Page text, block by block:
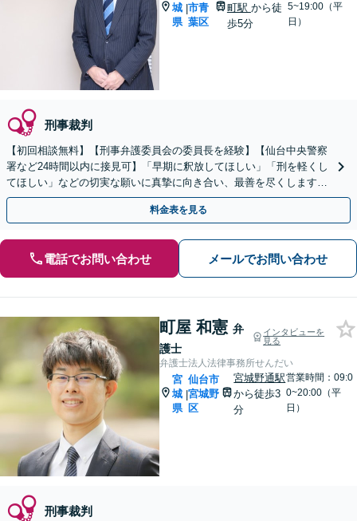
城
県
|市青
葉区
町駅 から徒
歩5分
5~19:00（平
日）
刑事裁判
【初回相談無料】【刑事弁護委員会の委員長を経験】【仙台中央警察
署など24時間以内に接見可】「早期に釈放してほしい」「刑を軽くし
てほしい」などの切実な願いに真摯に向き合い、最善を尽くします
「早期の身柄解放に強み／保釈請求の成功実績多数」
料金表を見る
電話でお問い合わせ メールでお問い合わせ
町屋 和憲 弁
護士
インタビューを
見る
弁護士法人法律事務所せんだい
宮
城
県
|
仙台市
宮城野
区
宮城野通駅
から徒歩3
分
営業時間：09:0
0~20:00（平
日）
刑事裁判